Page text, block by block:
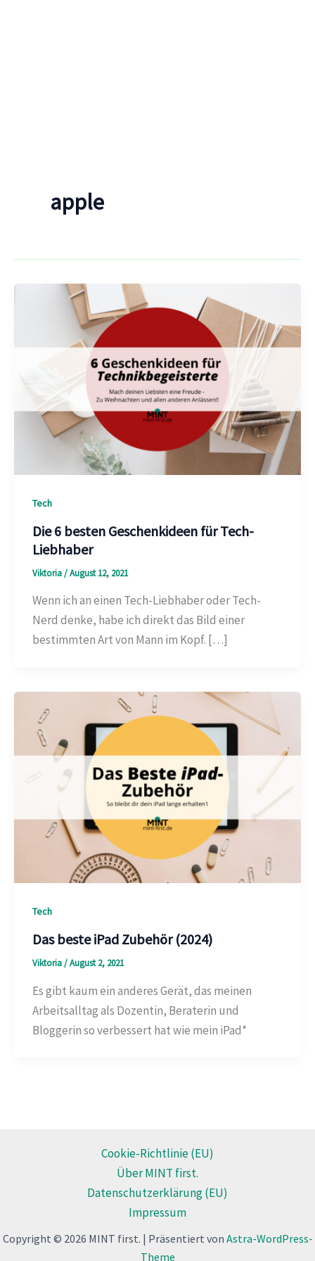
apple
Tech
Die 6 besten Geschenkideen für Tech-
Liebhaber
Viktoria/August 12, 2021
Wenn ich an einen Tech-Liebhaber oder Tech-
Nerd denke, habe ich direkt das Bild einer
bestimmten Art von Mann im Kopf. […]
Tech
Das beste iPad Zubehör (2024)
Viktoria/August 2, 2021
Es gibt kaum ein anderes Gerät, das meinen
Arbeitsalltag als Dozentin, Beraterin und
Bloggerin so verbessert hat wie mein iPad*
Cookie-Richtlinie (EU)
Über MINT first.
Datenschutzerklärung (EU)
Impressum
Copyright © 2026 MINT first. | Präsentiert von Astra-WordPress-
Theme